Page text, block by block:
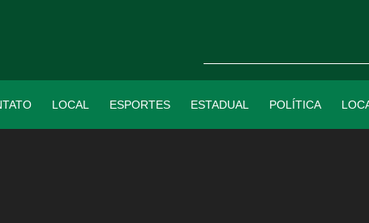
LOCAL ESPORTES ESTADUAL POLÍTICA